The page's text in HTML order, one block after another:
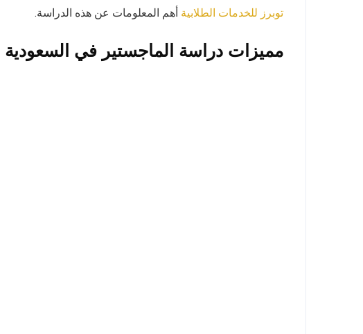
توبرز للخدمات الطلابية أهم المعلومات عن هذه الدراسة.
مميزات دراسة الماجستير في السعودية